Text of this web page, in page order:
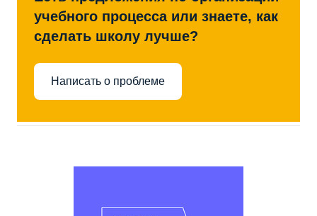
учебного процесса или знаете, как
сделать школу лучше?
Написать о проблеме